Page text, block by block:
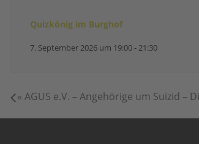
Quizkönig im Burghof
7. September 2026 um 19:00-21:30
« AGUS e.V. – Angehörige um Suizid –